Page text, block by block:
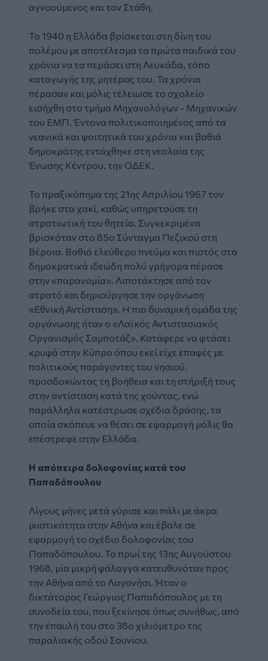
αγνοούμενος και τον Στάθη.
Το 1940 η Ελλάδα βρίσκεται στη δίνη του
πολέμου με αποτέλεσμα τα πρώτα παιδικά του
χρόνια να τα περάσει στη Λευκάδα, τόπο
καταγωγής της μητέρας του. Τα χρόνια
πέρασαν και μόλις τέλειωσε το σχολείο
εισήχθη στο τμήμα Μηχανολόγων - Μηχανικών
του ΕΜΠ. Έντονα πολιτικοποιημένος από τα
νεανικά και φοιτητικά του χρόνια και βαθιά
δημοκράτης εντάχθηκε στη νεολαία της
Ένωσης Κέντρου, την ΟΔΕΚ.
Το πραξικόπημα της 21ης Απριλίου 1967 τον
βρήκε στα χακί, καθώς υπηρετούσε τη
στρατιωτική του θητεία. Συγκεκριμένα
βρισκόταν στο 85ο Σύνταγμα Πεζικού στη
Βέροια. Βαθιά ελεύθερο πνεύμα και πιστός στα
δημοκρατικά ιδεώδη πολύ γρήγορα πέρασε
στην «παρανομία». Λιποτάκτησε από τον
στρατό και δημιούργησε την οργάνωση
«Εθνική Αντίσταση». Η πιο δυναμική ομάδα της
οργάνωσης ήταν ο «Λαϊκός Αντιστασιακός
Οργανισμός Σαμποτάζ». Κατάφερε να φτάσει
κρυφά στην Κύπρο όπου εκεί είχε επαφές με
πολιτικούς παράγοντες του νησιού,
προσδοκώντας τη βοήθεια και τη στήριξή τους
στην αντίσταση κατά της χούντας, ενώ
παράλληλα κατέστρωσε σχέδια δράσης, τα
οποία σκόπευε να θέσει σε εφαρμογή μόλις θα
επέστρεφε στην Ελλάδα.
Η απόπειρα δολοφονίας κατά του
Παπαδόπουλου
Λίγους μήνες μετά γύρισε και πάλι με άκρα
μυστικότητα στην Αθήνα και έβαλε σε
εφαρμογή το σχέδιο δολοφονίας του
Παπαδόπουλου. Το πρωί της 13ης Αυγούστου
1968, μία μικρή φάλαγγα κατευθυνόταν προς
την Αθήνα από το Λαγονήσι. Ήταν ο
δικτάτορας Γεώργιος Παπαδόπουλος με τη
συνοδεία του, που ξεκίνησε όπως συνήθως, από
την έπαυλή του στο 38ο χιλιόμετρο της
παραλιακής οδού Σουνίου.